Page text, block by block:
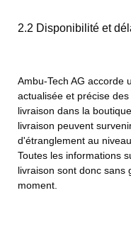
2.2 Disponibilité et
Ambu-Tech AG accorde
actualisée et précise
livraison dans la
livraison peuvent
d'étranglement au
Toutes les informations
livraison sont donc sans
moment.